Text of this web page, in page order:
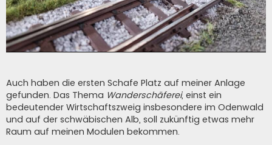
Auch haben die ersten Schafe Platz auf meiner Anlage
gefunden. Das Thema Wanderschäferei, einst ein
bedeutender Wirtschaftszweig insbesondere im Odenwald
und auf der schwäbischen Alb, soll zukünftig etwas mehr
Raum auf meinen Modulen bekommen.